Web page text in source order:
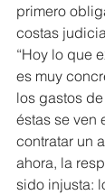
primero
costas
“Hoy lo que
es muy
los gastos
éstas se ven
contratar un
ahora, la
sido injusta: